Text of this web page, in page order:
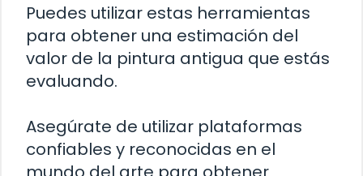
Puedes utilizar estas herramientas
para obtener una estimación del
valor de la pintura antigua que estás
evaluando.
Asegúrate de utilizar plataformas
confiables y reconocidas en el